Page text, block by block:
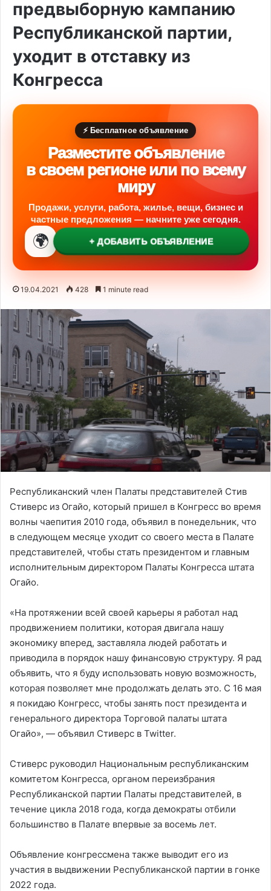
предвыборную кампанию
Республиканской партии,
уходит в отставку из
Конгресса
⚡ Бесплатное объявление
Разместите объявление
в своем регионе или по всему
миру
Продажи, услуги, работа, жилье, вещи, бизнес и
частные предложения — начните уже сегодня.
🌍 + ДОБАВИТЬ ОБЪЯВЛЕНИЕ
19.04.2021 428 1 minute read
Республиканский член Палаты представителей Стив
Стиверс из Огайо, который пришел в Конгресс во время
волны чаепития 2010 года, объявил в понедельник, что
в следующем месяце уходит со своего места в Палате
представителей, чтобы стать президентом и главным
исполнительным директором Палаты Конгресса штата
Огайо.
«На протяжении всей своей карьеры я работал над
продвижением политики, которая двигала нашу
экономику вперед, заставляла людей работать и
приводила в порядок нашу финансовую структуру. Я рад
объявить, что я буду использовать новую возможность,
которая позволяет мне продолжать делать это. С 16 мая
я покидаю Конгресс, чтобы занять пост президента и
генерального директора Торговой палаты штата
Огайо», — объявил Стиверс в Twitter.
Стиверс руководил Национальным республиканским
комитетом Конгресса, органом переизбрания
Республиканской партии Палаты представителей, в
течение цикла 2018 года, когда демократы отбили
большинство в Палате впервые за восемь лет.
Объявление конгрессмена также выводит его из
участия в выдвижении Республиканской партии в гонке
2022 года.